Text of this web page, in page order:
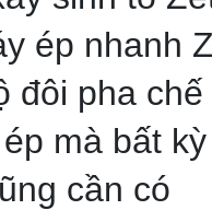
ép nhanh
đôi pha
mà bất
cần có